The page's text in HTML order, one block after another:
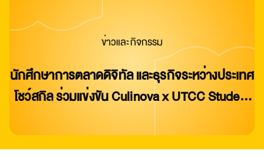
ข่าวและกิจกรรม
นักศึกษาการตลาดดิจิทัล และธุรกิจระหว่างประเทศ
โชว์สกิล ร่วมแข่งขัน Culinova x UTCC Student